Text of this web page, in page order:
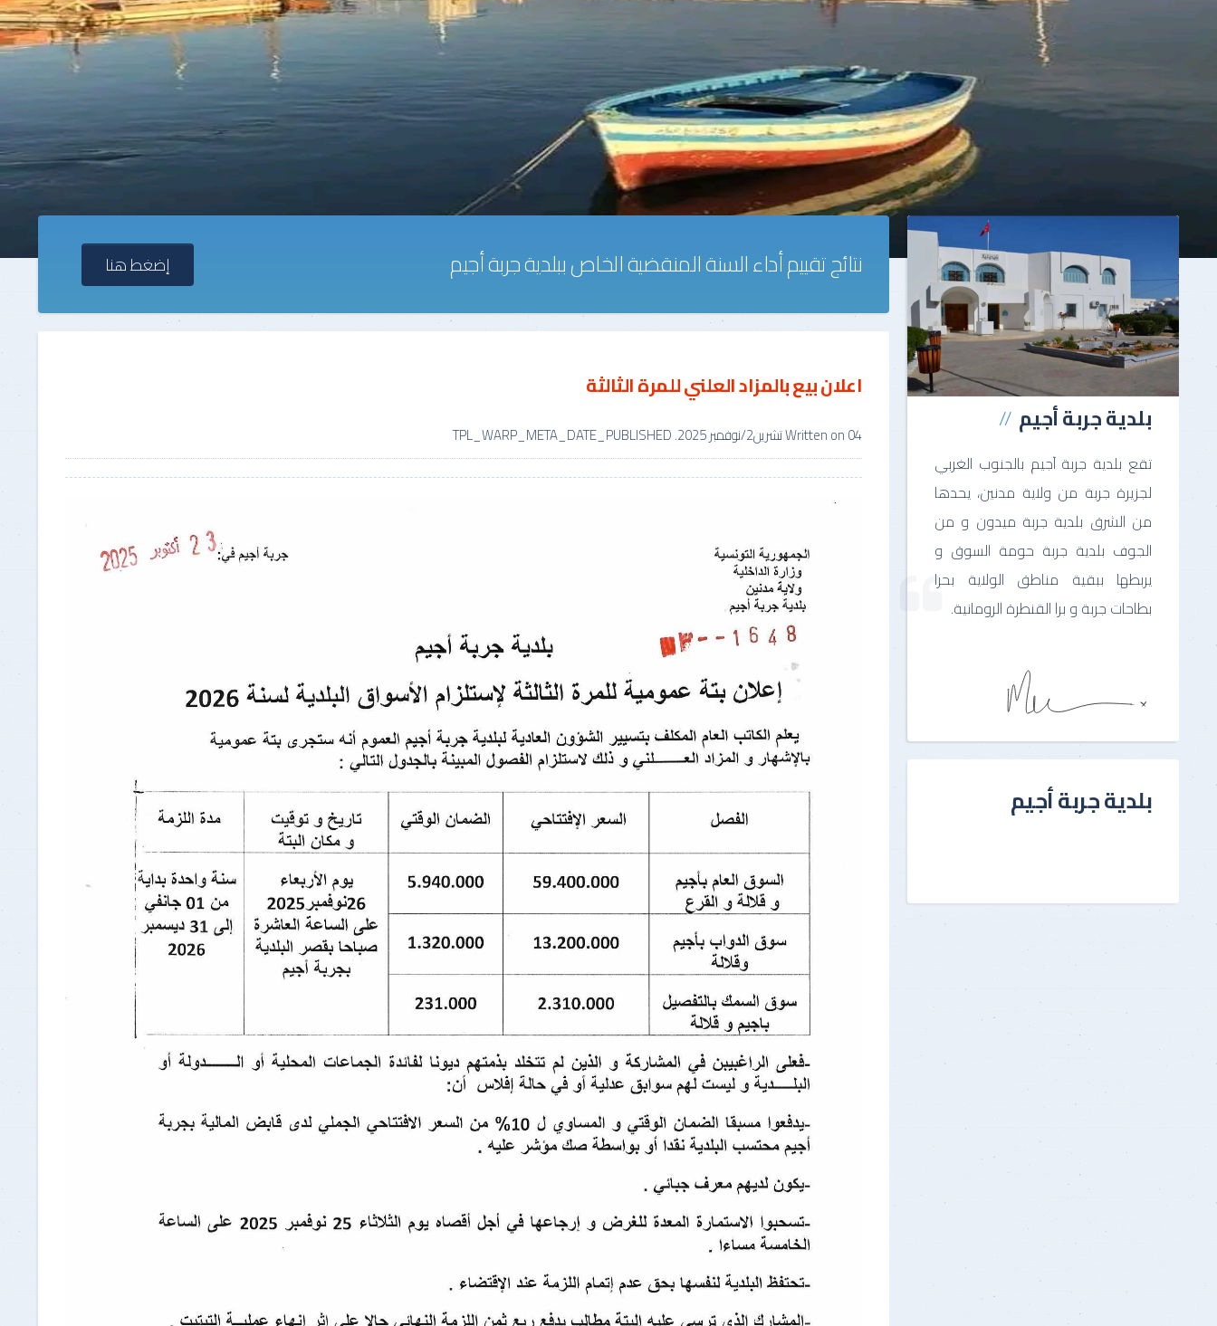
للأشخاص الطبيعيون
طلب التظلم لدى رئيس الهيكل
للأشخاص المعنوييون
نتائج تقييم أداء السنة المنقضية الخاص ببلدية جربة أجيم إضغط هنا
اعلان بيع بالمزاد العلني للمرة الثالثة
Written on04 تشرين2/نوفمبر 2025 . TPL_WARP_META_DATE_PUBLISHED بلدية جربة أجيم
تقع بلدية جربة آجيم بالجنوب الغربي
لجزيرة جربة من ولاية مدنين، يحدها
من الشرق بلدية جربة ميدون و من
الجوف بلدية جربة حومة السوق و
يربطها ببقية مناطق الولاية بحرا
بطاحات جربة و برا القنطرة الرومانية.
بلدية جربة أجيم